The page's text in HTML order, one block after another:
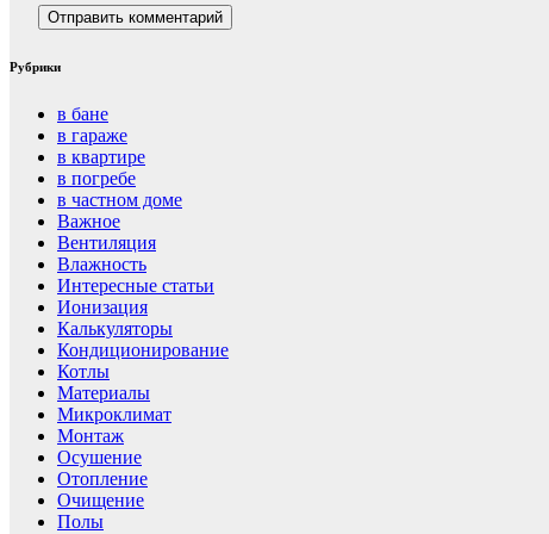
Рубрики
в бане
в гараже
в квартире
в погребе
в частном доме
Важное
Вентиляция
Влажность
Интересные статьи
Ионизация
Калькуляторы
Кондиционирование
Котлы
Материалы
Микроклимат
Монтаж
Осушение
Отопление
Очищение
Полы